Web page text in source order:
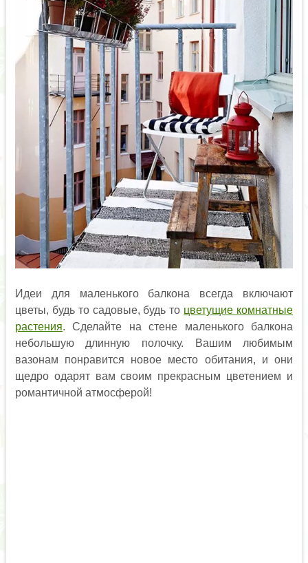
Идеи для маленького балкона всегда включают
цветы, будь то садовые, будь то цветущие комнатные
растения. Сделайте на стене маленького балкона
небольшую длинную полочку. Вашим любимым
вазонам понравится новое место обитания, и они
щедро одарят вам своим прекрасным цветением и
романтичной атмосферой!